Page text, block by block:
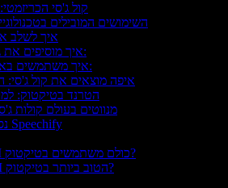
קול ג'סי
10 השימושים המובילים
איך לשלב
איך מוסיפים את ג'סי בטיקטוק:
איך משתמשים באפקט קול ג'סי:
איפה מוצאים את קול ג'סי:
הטרנד בטיקטוק:
מנווטים בעולם קולות
נסו טקסט־לדיבור עם Speechify
באיזה קול AI כולם משתמשים בטיקטוק?
מהו קול ה-AI הטוב ביותר בטיקטוק?